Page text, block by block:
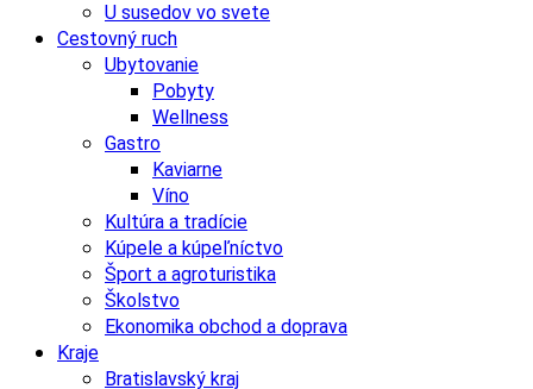
U susedov vo svete
Cestovný ruch
Ubytovanie
Pobyty
Wellness
Gastro
Kaviarne
Víno
Kultúra a tradície
Kúpele a kúpeľníctvo
Šport a agroturistika
Školstvo
Ekonomika obchod a doprava
Kraje
Bratislavský kraj